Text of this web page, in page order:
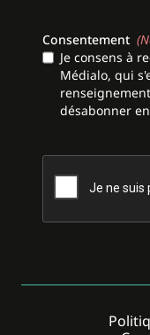
Consentement
Je consens à
Médialo, qui
désabonner
CAPTCHA